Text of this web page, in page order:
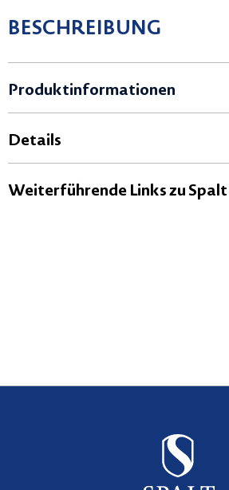
BESCHREIBUNG
Produktinformationen
Details
Weiterführende Links zu Spalt